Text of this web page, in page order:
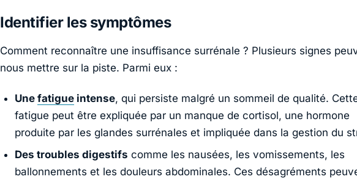
Identifier les symptômes
Comment reconnaître une insuffisance surrénale ? Plusieurs signes
nous mettre sur la piste. Parmi eux :
Une fatigue intense, qui persiste malgré un sommeil de qualité.
fatigue peut être expliquée par un manque de cortisol, une hormone
produite par les glandes surrénales et impliquée dans la gestion du
Des troubles digestifs comme les nausées, les vomissements, les
ballonnements et les douleurs abdominales. Ces désagréments